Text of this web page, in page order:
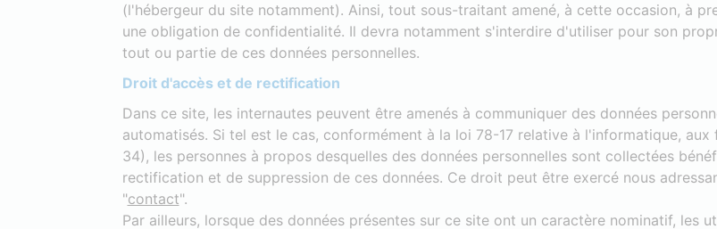
(l'hébergeur du site notamment). Ainsi, tout sous-traitant amené, à cette occasion, à
une obligation de confidentialité. Il devra notamment s'interdire d'utiliser pour son
tout ou partie de ces données personnelles.
Droit d'accès et de rectification
Dans ce site, les internautes peuvent être amenés à communiquer des données
automatisés. Si tel est le cas, conformément à la loi 78-17 relative à l'informatique,
34), les personnes à propos desquelles des données personnelles sont collectées
rectification et de suppression de ces données. Ce droit peut être exercé nous
"contact".
Par ailleurs, lorsque des données présentes sur ce site ont un caractère nominatif, les